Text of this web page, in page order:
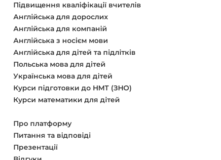
Підвищення кваліфікації вчителів
Англійська для дорослих
Англійська для компаній
Англійська з носієм мови
Англійська для дітей та підлітків
Польська мова для дітей
Українська мова для дітей
Курси підготовки до НМТ (ЗНО)
Курси математики для дітей
Про платформу
Питання та відповіді
Презентації